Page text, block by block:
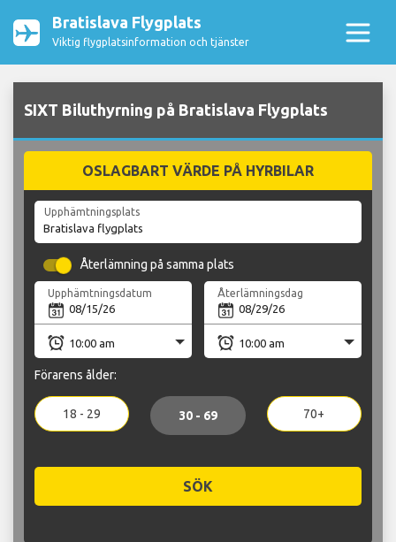
Bratislava Flygplats
Viktig flygplatsinformation och tjänster
SIXT Biluthyrning på Bratislava Flygplats
OSLAGBART VÄRDE PÅ HYRBILAR
Upphämtningsplats
Återlämning på samma plats
Upphämtningsdatum Återlämningsdag
Förarens ålder:
18 - 29 30 - 69 70+
SÖK